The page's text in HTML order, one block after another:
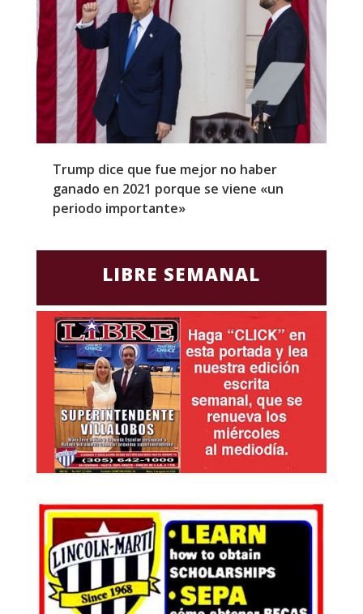
Trump dice que fue mejor no haber
ganado en 2021 porque se viene «un
periodo importante»
LIBRE SEMANAL